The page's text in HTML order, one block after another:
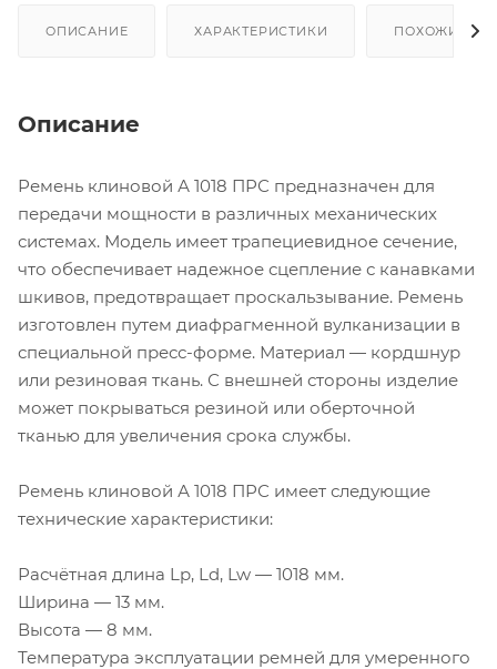
ОПИСАНИЕ ХАРАКТЕРИСТИКИ ПОХОЖИЕ
Описание
Ремень клиновой А 1018 ПРС предназначен для
передачи мощности в различных механических
системах. Модель имеет трапециевидное сечение,
что обеспечивает надежное сцепление с канавками
шкивов, предотвращает проскальзывание. Ремень
изготовлен путем диафрагменной вулканизации в
специальной пресс-форме. Материал — кордшнур
или резиновая ткань. С внешней стороны изделие
может покрываться резиной или оберточной
тканью для увеличения срока службы.
Ремень клиновой А 1018 ПРС имеет следующие
технические характеристики:
Расчётная длина Lp, Ld, Lw — 1018 мм.
Ширина — 13 мм.
Высота — 8 мм.
Температура эксплуатации ремней для умеренного